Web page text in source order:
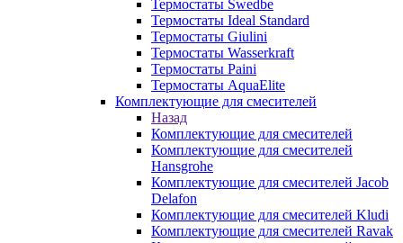
Термостаты Swedbe
Термостаты Ideal Standard
Термостаты Giulini
Термостаты Wasserkraft
Термостаты Paini
Термостаты AquaElite
Комплектующие для смесителей
Назад
Комплектующие для смесителей
Комплектующие для смесителей
Hansgrohe
Комплектующие для смесителей Jacob
Delafon
Комплектующие для смесителей Kludi
Комплектующие для смесителей Ravak